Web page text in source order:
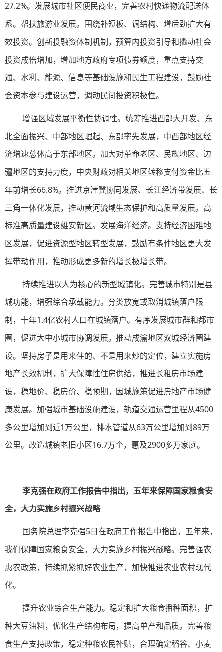
27.2%。发展城市社区便民商业，完善农村快递物流配送体
系。帮扶旅游业发展。围绕补短板、调结构、增后劲扩大有
效投资。创新投融资体制机制，预算内投资引导和撬动社会
投资成倍增加，增加地方政府专项债券额度，重点支持交
通、水利、能源、信息等基础设施和民生工程建设，鼓励社
会资本参与建设运营，调动民间投资积极性。
增强区域发展平衡性协调性。统筹推进西部大开发、东
北全面振兴、中部地区崛起、东部率先发展，中西部地区经
济增速总体高于东部地区。加大对革命老区、民族地区、边
疆地区的支持力度，中央财政对相关地区转移支付资金比五
年前增长66.8%。推进京津冀协同发展、长江经济带发展、长
三角一体化发展，推动黄河流域生态保护和高质量发展。高
标准高质量建设雄安新区。发展海洋经济。支持经济困难地
区发展，促进资源型地区转型发展，鼓励有条件地区更大发
挥带动作用，推动形成更多新的增长极增长带。
持续推进以人为核心的新型城镇化。完善城市特别是县
城功能，增强综合承载能力。分类放宽或取消城镇落户限
制，十年1.4亿农村人口在城镇落户。有序发展城市群和都市
圈，促进大中小城市协调发展。推动成渝地区双城经济圈建
设。坚持房子是用来住的、不是用来炒的定位，建立实施房
地产长效机制，扩大保障性住房供给，推进长租房市场建
设，稳地价、稳房价、稳预期，因城施策促进房地产市场健
康发展。加强城市基础设施建设，轨道交通运营里程从4500
多公里增加到近1万公里，排水管道从63万公里增加到89万
公里。改造城镇老旧小区16.7万个，惠及2900多万家庭。
李克强在政府工作报告中指出，五年来保障国家粮食安
全，大力实施乡村振兴战略
国务院总理李克强5日在政府工作报告中指出，五年来，
我们保障国家粮食安全，大力实施乡村振兴战略。完善强农
惠农政策，持续抓紧抓好农业生产，加快推进农业农村现代
化。
提升农业综合生产能力。稳定和扩大粮食播种面积，扩
种大豆油料，优化生产结构布局，提高单产和品质。完善粮
食生产支持政策，稳定种粮农民补贴，合理确定稻谷、小麦